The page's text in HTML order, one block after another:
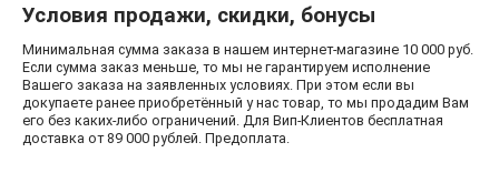
Условия продажи, скидки, бонусы
Минимальная сумма заказа в нашем интернет-магазине 10 000 руб.
Если сумма заказ меньше, то мы не гарантируем исполнение
Вашего заказа на заявленных условиях. При этом если вы
докупаете ранее приобретённый у нас товар, то мы продадим Вам
его без каких-либо ограничений. Для Вип-Клиентов бесплатная
доставка от 89 000 рублей. Предоплата.